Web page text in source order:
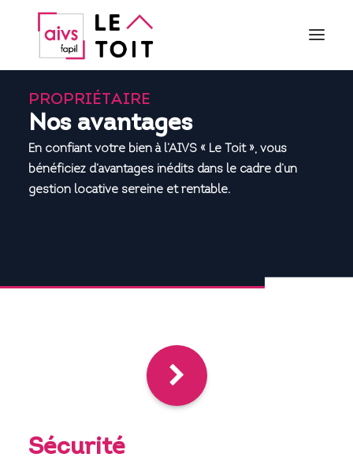
QUI SOMMES NOUS ?
PROPRIÉTAIRE
LOCATAIRE
PARTENAIRES
CONTACT
PROPRIÉTAIRE
Nos avantages
En confiant votre bien à l’AIVS « Le Toit », vous
bénéficiez d’avantages inédits dans le cadre d’un
gestion locative sereine et rentable.
Sécurité